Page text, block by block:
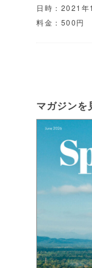
日時：2021
料金：500円
マガジンを